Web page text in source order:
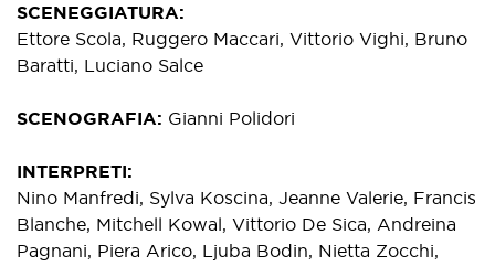
SCENEGGIATURA
Ettore Scola, Ruggero Maccari, Vittorio Vighi, Bruno
Baratti, Luciano Salce
SCENOGRAFIA Gianni Polidori
INTERPRETI
Nino Manfredi, Sylva Koscina, Jeanne Valerie, Francis
Blanche, Mitchell Kowal, Vittorio De Sica, Andreina
Pagnani, Piera Arico, Ljuba Bodin, Nietta Zocchi,